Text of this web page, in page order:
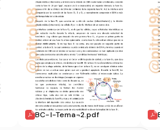
BC-I-Tema-2.pdf